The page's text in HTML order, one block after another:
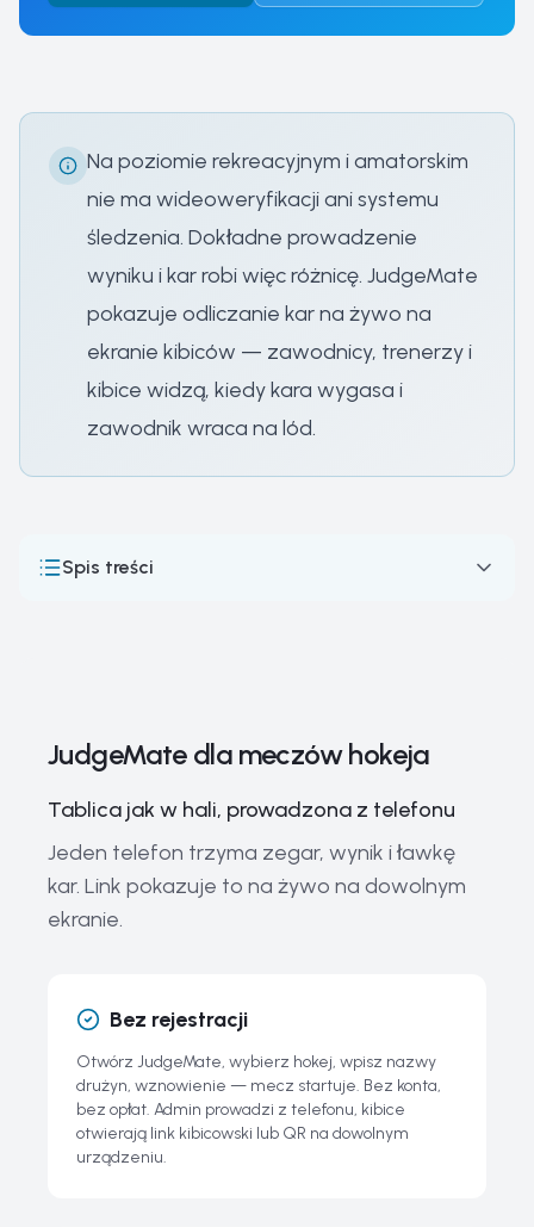
Na poziomie rekreacyjnym i amatorskim
nie ma wideoweryfikacji ani systemu
śledzenia. Dokładne prowadzenie
wyniku i kar robi więc różnicę. JudgeMate
pokazuje odliczanie kar na żywo na
ekranie kibiców — zawodnicy, trenerzy i
kibice widzą, kiedy kara wygasa i
zawodnik wraca na lód.
Spis treści
Największe rozgrywki hokejowe na świecie
Największe postacie w historii hokeja na lodzie
Podstawowy sprzęt hokejowy
Najczęściej zadawane pytania o hokej na lodzie i tablicę
JudgeMate
JudgeMate dla meczów hokeja
Tablica jak w hali, prowadzona z telefonu
Jeden telefon trzyma zegar, wynik i ławkę
kar. Link pokazuje to na żywo na dowolnym
ekranie.
Bez rejestracji
Otwórz JudgeMate, wybierz hokej, wpisz nazwy
drużyn, wznowienie — mecz startuje. Bez konta,
bez opłat. Admin prowadzi z telefonu, kibice
otwierają link kibicowski lub QR na dowolnym
urządzeniu.